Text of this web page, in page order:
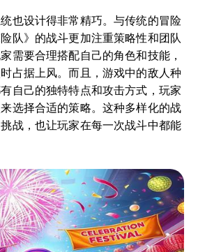
也设计得非常精巧。与传统的冒险
队》的战斗更加注重策略性和团队
需要合理搭配自己的角色和技能，
占据上风。而且，游戏中的敌人种
自己的独特特点和攻击方式，玩家
选择合适的策略。这种多样化的战
战，也让玩家在每一次战斗中都能